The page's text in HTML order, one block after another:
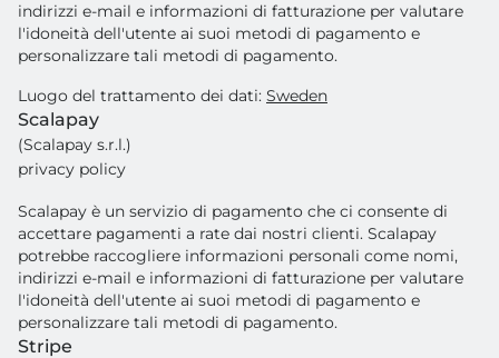
indirizzi e-mail e informazioni di fatturazione per valutare
l'idoneità dell'utente ai suoi metodi di pagamento e
personalizzare tali metodi di pagamento.
Luogo del trattamento dei dati: Sweden
Scalapay
(Scalapay s.r.l.)
privacy policy
Scalapay è un servizio di pagamento che ci consente di
accettare pagamenti a rate dai nostri clienti. Scalapay
potrebbe raccogliere informazioni personali come nomi,
indirizzi e-mail e informazioni di fatturazione per valutare
l'idoneità dell'utente ai suoi metodi di pagamento e
personalizzare tali metodi di pagamento.
Stripe